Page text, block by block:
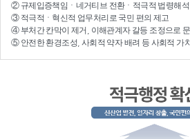
② 규제입증책임 ㆍ 네거티브 전환ㆍ적극적 법령해석
③ 적극적 ㆍ 혁신적 업무처리 로 국민 편의 제고
④ 부처간 칸막이 제거, 이해관계자 갈등 조정으로
⑤ 안전한 환경조성, 사회적 약자 배려 등 사회적 가